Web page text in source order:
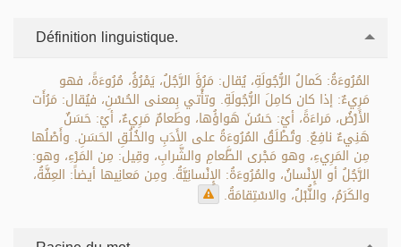
Définition linguistique.
المُرُوءَةُ: كَمالُ الرُّجُولَةِ، يُقال: مَرُؤَ الرَّجُلُ، يَمْرُؤُ، مُرُوءَةً، فهو
مَرِيءٌ: إذا كان كامِلَ الرُّجُولَةِ. وتأْتي بِمعنى الحُسْنِ، فيُقال: مَرُأَت
الأَرْضُ، مَراءَةً، أيْ: حَسُنَ هَواؤُها، وطَعامٌ مَرِيءٌ، أيْ: حَسَنٌ
هَنِيءٌ نافِعٌ. وتُطْلَقُ المُرُوءَةُ على الأَدَبِ والخُلُقِ الحَسَنِ. وأَصْلُها
مِن المَرِيءِ، وهو مَجْرى الطَّعامِ والشَّرابِ، وقِيل: مِن المَرْءِ، وهو:
الرَّجُلُ أو الإِنْسانُ، والمُرُوءَةُ: الإِنْسانِيَّةُ. ومِن مَعانِيها أيضاً: العِفَّةُ،
والكَرَمُ، والنُّبْلُ، والاسْتِقامَةُ.